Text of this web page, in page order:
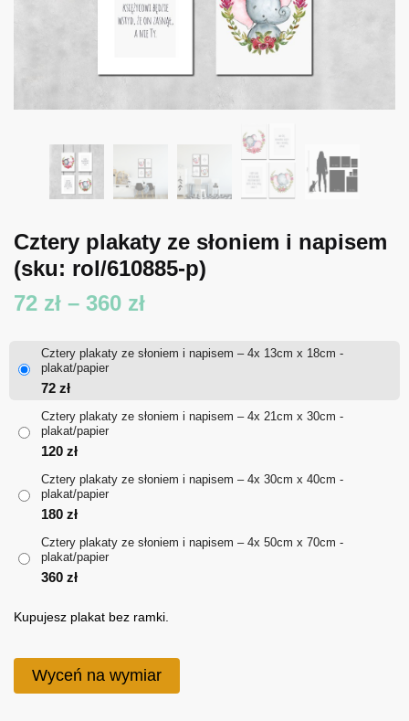
Cztery plakaty ze słoniem i napisem
(sku: rol/610885-p)
72 zł – 360 złZakres
72 zł
360 zł
Cztery plakaty ze słoniem i napisem – 4x 13cm x 18cm -
plakat/papier
72 zł
Cztery plakaty ze słoniem i napisem – 4x 21cm x 30cm -
plakat/papier
120 zł
Cztery plakaty ze słoniem i napisem – 4x 30cm x 40cm -
plakat/papier
180 zł
Cztery plakaty ze słoniem i napisem – 4x 50cm x 70cm -
plakat/papier
360 zł
Kupujesz plakat bez ramki.
Wyceń na wymiar